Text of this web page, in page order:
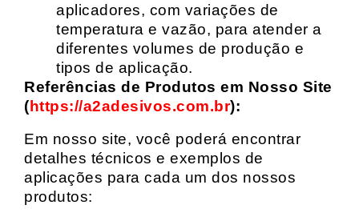
aplicadores, com variações de
temperatura e vazão, para atender a
diferentes volumes de produção e
tipos de aplicação.
Referências de Produtos em Nosso Site
(https://a2adesivos.com.br):
Em nosso site, você poderá encontrar
detalhes técnicos e exemplos de
aplicações para cada um dos nossos
produtos: